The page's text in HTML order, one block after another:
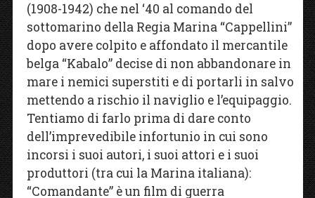
(1908-1942) che nel ‘40 al comando del
sottomarino della Regia Marina “Cappellini”
dopo avere colpito e affondato il mercantile
belga “Kabalo” decise di non abbandonare in
mare i nemici superstiti e di portarli in salvo
mettendo a rischio il naviglio e l’equipaggio.
Tentiamo di farlo prima di dare conto
dell’imprevedibile infortunio in cui sono
incorsi i suoi autori, i suoi attori e i suoi
produttori (tra cui la Marina italiana):
“Comandante” è un film di guerra